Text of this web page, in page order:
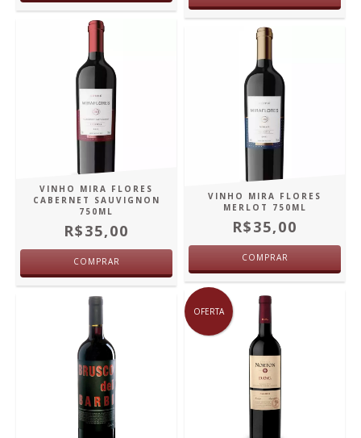
VINHO MIRA FLORES
CABERNET SAUVIGNON
750ML
R$35,00
COMPRAR
VINHO MIRA FLORES
MERLOT 750ML
R$35,00
COMPRAR
OFERTA